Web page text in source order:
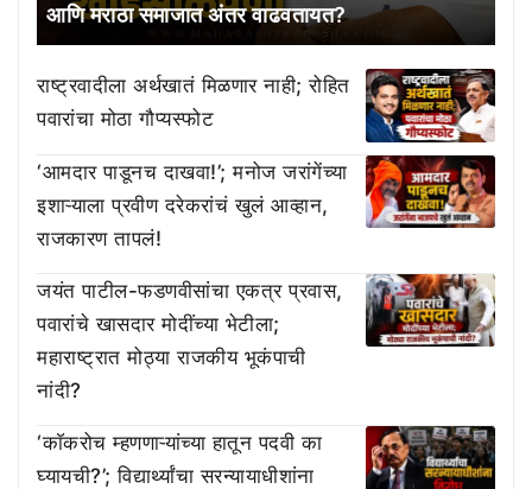
आणि मराठा समाजात अंतर वाढवतायत?
राष्ट्रवादीला अर्थखातं मिळणार नाही; रोहित
पवारांचा मोठा गौप्यस्फोट
‘आमदार पाडूनच दाखवा!’; मनोज जरांगेंच्या
इशाऱ्याला प्रवीण दरेकरांचं खुलं आव्हान,
राजकारण तापलं!
जयंत पाटील-फडणवीसांचा एकत्र प्रवास,
पवारांचे खासदार मोदींच्या भेटीला;
महाराष्ट्रात मोठ्या राजकीय भूकंपाची
नांदी?
‘काॅकरोच म्हणणाऱ्यांच्या हातून पदवी का
घ्यायची?’; विद्यार्थ्यांचा सरन्यायाधीशांना